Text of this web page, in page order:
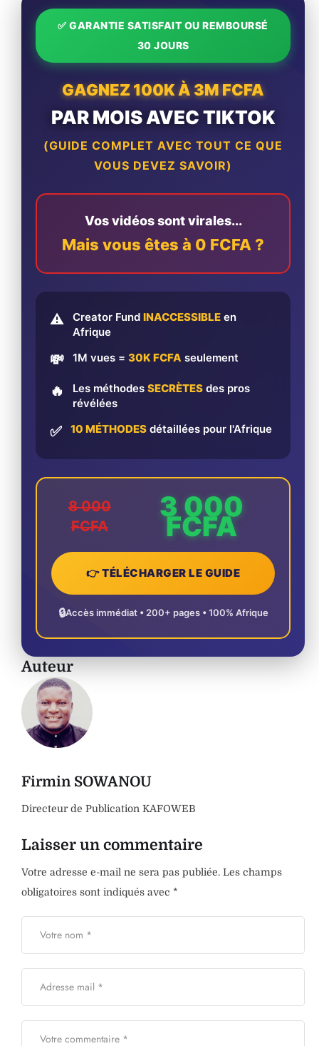
✅ GARANTIE SATISFAIT OU REMBOURSÉ
30 JOURS
GAGNEZ 100K À 3M FCFA
PAR MOIS AVEC TIKTOK
(GUIDE COMPLET AVEC TOUT CE QUE
VOUS DEVEZ SAVOIR)
Vos vidéos sont virales...
Mais vous êtes à 0 FCFA ?
⚠️ Creator Fund INACCESSIBLE en
Afrique
💸 1M vues = 30K FCFA seulement
🔥 Les méthodes SECRÈTES des pros
révélées
✅ 10 MÉTHODES détaillées pour l'Afrique
8 000
FCFA
3 000
FCFA
👉 TÉLÉCHARGER LE GUIDE
🔒Accès immédiat • 200+ pages • 100% Afrique
Auteur
Firmin SOWANOU
Directeur de Publication KAFOWEB
Laisser un commentaire
Votre adresse e-mail ne sera pas publiée. Les champs
obligatoires sont indiqués avec *